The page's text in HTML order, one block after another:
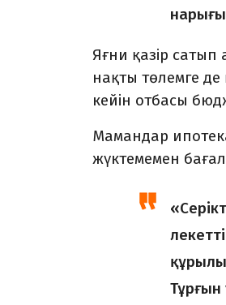
Яғни қазір сатып
нақ­ты төлемге де
кейін от­басы
Мамандар
жүктеме­мен
Тұрғын